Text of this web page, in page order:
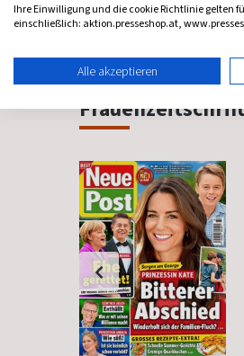
Ihre Einwilligung und die cookie Richtlinie gelten
einschließlich: aktion.presseshop.at,
Alle akzeptieren